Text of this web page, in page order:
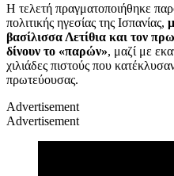
Η τελετή πραγματοποιήθηκε
πολιτικής ηγεσίας της Ισπανίας,
βασίλισσα Λετίθια και τον
δίνουν το «παρών», μαζί με
χιλιάδες πιστούς που
πρωτεύουσας.
Advertisement
Advertisement